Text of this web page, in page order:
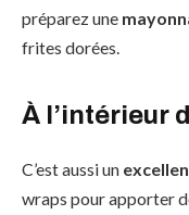
préparez une
frites dorées.
À l’intérieur
C’est aussi un
wraps pour apporter